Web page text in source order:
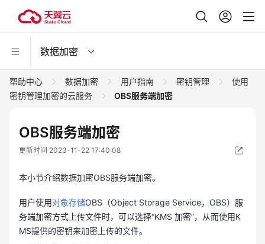
数据加密
帮助中心 数据加密 用户指南 密钥管理
使用
密钥管理加密的云服务
OBS服务端加密
OBS服务端加密
更新时间 2023-11-22 17:40:08
本小节介绍数据加密OBS服务端加密。
用户使用对象存储OBS（Object Storage Service，OBS）服
务端加密方式上传文件时，可以选择“KMS 加密”，从而使用K
MS提供的密钥来加密上传的文件。